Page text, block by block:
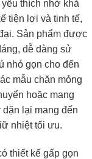
thích nhờ khả
tiện lợi và tinh tế,
Sản phẩm được
dễ dàng sử
nhỏ gọn cho đến
mẫu chăn mỏng
hoặc mang
lại mang đến
nhiệt tối ưu.
thiết kế gấp gọn